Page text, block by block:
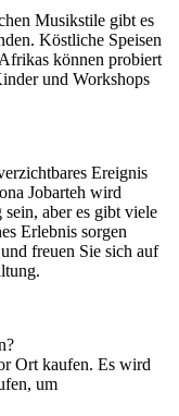
Musikstile gibt es
Köstliche Speisen
können probiert
und Workshops
Ereignis
Jobarteh wird
aber es gibt viele
Erlebnis sorgen
freuen Sie sich auf
Ort kaufen. Es wird
um